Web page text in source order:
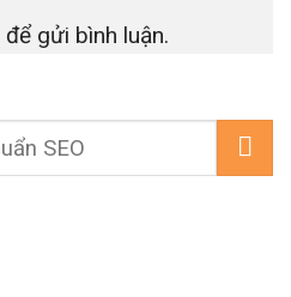
để gửi bình luận.